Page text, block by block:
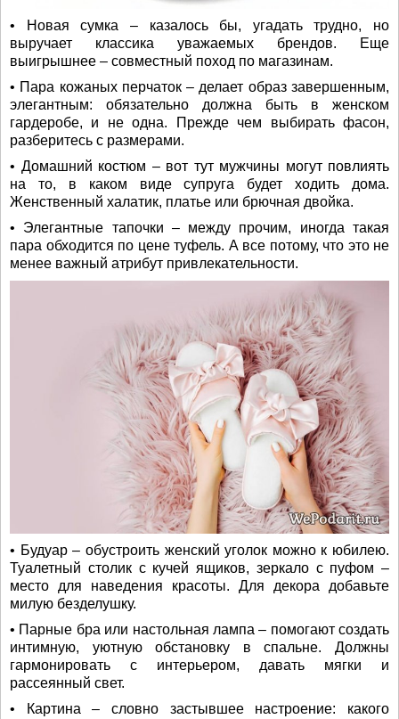
• Новая сумка – казалось бы, угадать трудно, но
выручает классика уважаемых брендов. Еще
выигрышнее – совместный поход по магазинам.
• Пара кожаных перчаток – делает образ завершенным,
элегантным: обязательно должна быть в женском
гардеробе, и не одна. Прежде чем выбирать фасон,
разберитесь с размерами.
• Домашний костюм – вот тут мужчины могут повлиять
на то, в каком виде супруга будет ходить дома.
Женственный халатик, платье или брючная двойка.
• Элегантные тапочки – между прочим, иногда такая
пара обходится по цене туфель. А все потому, что это не
менее важный атрибут привлекательности.
• Будуар – обустроить женский уголок можно к юбилею.
Туалетный столик с кучей ящиков, зеркало с пуфом –
место для наведения красоты. Для декора добавьте
милую безделушку.
• Парные бра или настольная лампа – помогают создать
интимную, уютную обстановку в спальне. Должны
гармонировать с интерьером, давать мягки и
рассеянный свет.
• Картина – словно застывшее настроение: какого